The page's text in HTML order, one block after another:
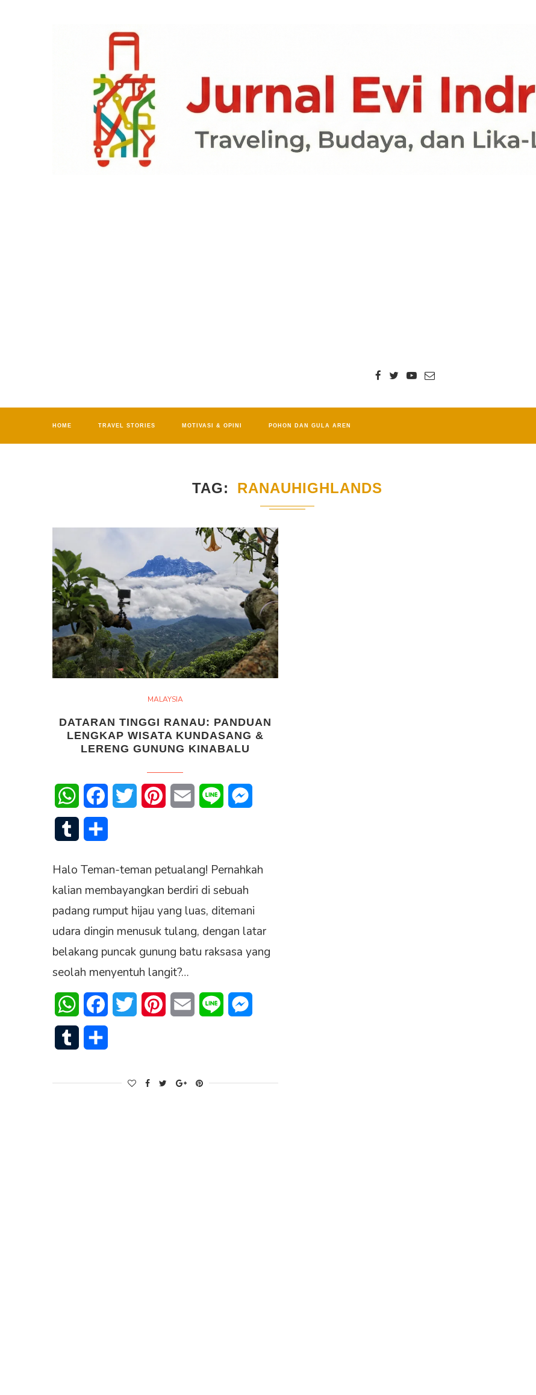
HOME TRAVEL STORIES MOTIVASI & OPINI POHON DAN GULA AREN
TAG RANAUHIGHLANDS
MALAYSIA
DATARAN TINGGI RANAU: PANDUAN
LENGKAP WISATA KUNDASANG &
LERENG GUNUNG KINABALU
WhatsAppFacebookTwitter PinterestEmail Line
Tumblr
Halo Teman-teman petualang! Pernahkah
kalian membayangkan berdiri di sebuah
padang rumput hijau yang luas, ditemani
udara dingin menusuk tulang, dengan latar
belakang puncak gunung batu raksasa yang
seolah menyentuh langit?…
WhatsAppFacebookTwitter PinterestEmail Line
Tumblr